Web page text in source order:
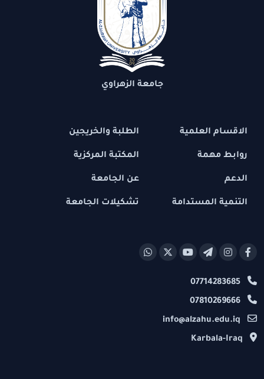
جامعة الزهراوي
الاقسام العلمية
روابط مهمة
الدعم
التنمية المستدامة
الطلبة والخريجين
المكتبة المركزية
عن الجامعة
تشكيلات الجامعة
07714283685
07810269666
info@alzahu.edu.iq
Karbala-Iraq